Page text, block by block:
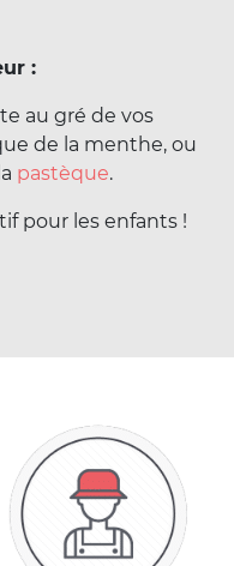
:
au gré de vos
de la menthe, ou
pastèque.
pour les enfants !